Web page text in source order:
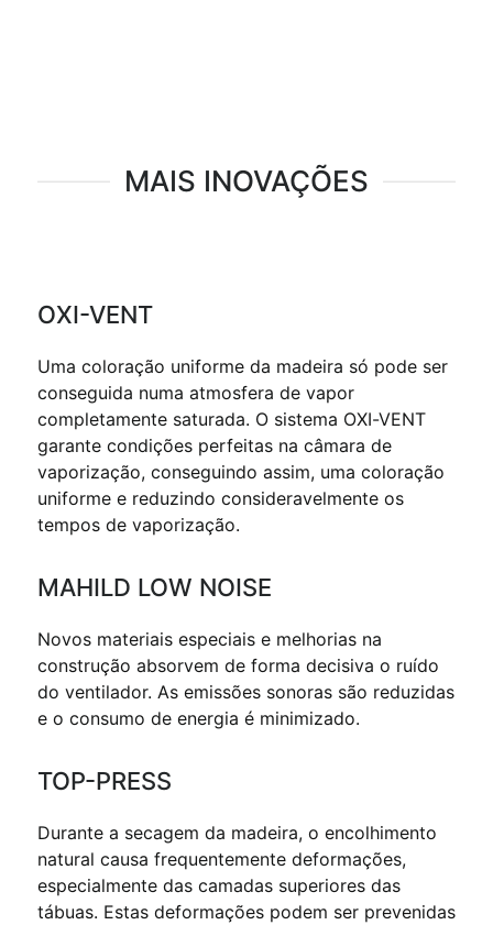
MAIS INOVAÇÕES
OXI-VENT
Uma coloração uniforme da madeira só pode ser
conseguida numa atmosfera de vapor
completamente saturada. O sistema OXI-VENT
garante condições perfeitas na câmara de
vaporização, conseguindo assim, uma coloração
uniforme e reduzindo consideravelmente os
tempos de vaporização.
MAHILD LOW NOISE
Novos materiais especiais e melhorias na
construção absorvem de forma decisiva o ruído
do ventilador. As emissões sonoras são reduzidas
e o consumo de energia é minimizado.
TOP-PRESS
Durante a secagem da madeira, o encolhimento
natural causa frequentemente deformações,
especialmente das camadas superiores das
tábuas. Estas deformações podem ser prevenidas